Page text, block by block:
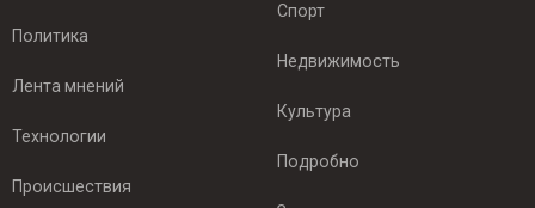
Политика
Лента мнений
Технологии
Происшествия
Спорт
Недвижимость
Культура
Подробно